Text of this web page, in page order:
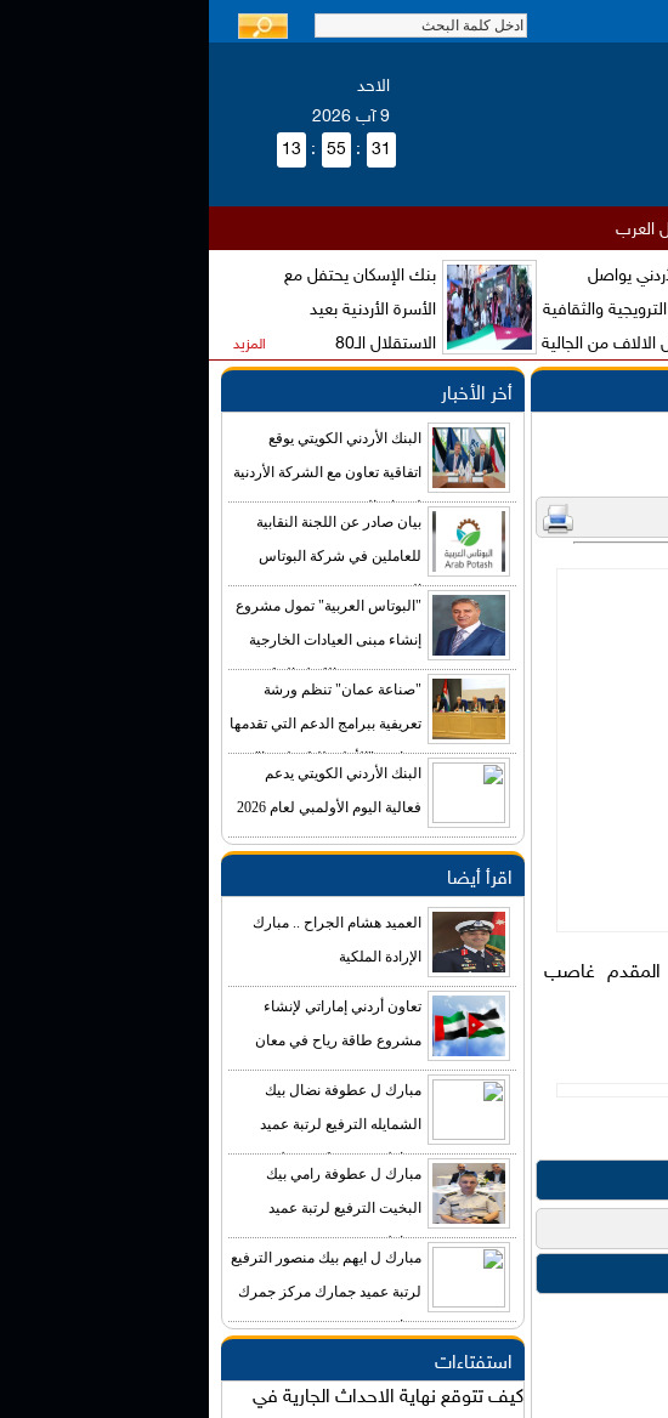
الاحد
9 آب 2026
13 : 55 : 31
العرب
يواصل
والثقافية
من الجالية
بنك الإسكان يحتفل مع
الأسرة الأردنية بعيد
الاستقلال الـ80
المزيد
المقدم غاصب
أخر الأخبار
البنك الأردني الكويتي يوقع
اتفاقية تعاون مع الشركة الأردنية
لضمان القروض
بيان صادر عن اللجنة النقابية
للعاملين في شركة البوتاس
العربية
"البوتاس العربية" تمول مشروع
إنشاء مبنى العيادات الخارجية
في مستشفى الكرك الحكومي
بكلفة تصل إلى (4) ملايين دينار
"صناعة عمان" تنظم ورشة
تعريفية ببرامج الدعم التي تقدمها
صناديق "الأعلى للتكنولوجيا"
البنك الأردني الكويتي يدعم
فعالية اليوم الأولمبي لعام 2026
اقرأ أيضا
العميد هشام الجراح .. مبارك
الإرادة الملكية
تعاون أردني إماراتي لإنشاء
مشروع طاقة رياح في معان
مبارك ل عطوفة نضال بيك
الشمايله الترفيع لرتبة عميد
جمارك مدير مركز جمرك
التجارة الالكترونيه والنقل السريع
مبارك ل عطوفة رامي بيك
البخيت الترفيع لرتبة عميد
جمارك مدير مديرية
مبارك ل ايهم بيك منصور الترفيع
لرتبة عميد جمارك مركز جمرك
عمان
استفتاءات
كيف تتوقع نهاية الاحداث الجارية في